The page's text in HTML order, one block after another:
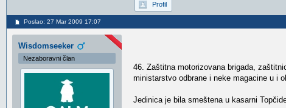
Profil
Poslao: 27 Mar 2009 17:07
Wisdomseeker
Nezaboravni član
46. Zaštitna motorizovana brigada,
ministarstvo odbrane i neke magacine u i
Jedinica je bila smeštena u kasarni